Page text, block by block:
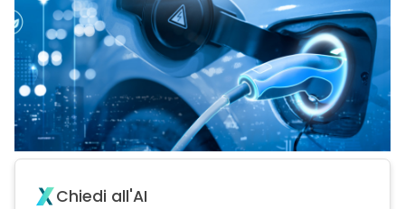
Chiedi all'AI